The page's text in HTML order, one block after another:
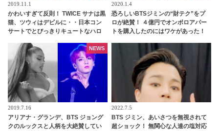
2019.11.1
かわいすぎて反則！ TWICE サナは黒
猫、ツウィはデビルに・・日本コン
サートでとびっきりキュートなハロ
2020.1.4
恐ろしいBTSジミンの“財テク”をプ
ロが絶賛！ ４億円でオンボロアパー
トを購入したのにはワケがあった！
地主になるってホント？
2019.7.16
アリアナ・グランデ、BTS ジョング
クのルックスと人柄を大絶賛してい
NEWS
2022.7.5
BTS ジミン、あいさつを無視されて
超ショック！ 無関心な人達の塩対応